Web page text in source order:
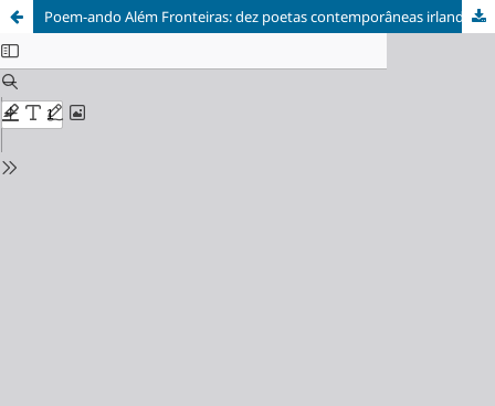
Poem-ando Além Fronteiras: dez poetas contemporâneas irlandesas e portuguesas. Poem-ing Beyond Borders: ten contemporary Irish and Portuguese women poets. Ed. & Trans. Gisele Giandoni Wolkoff.